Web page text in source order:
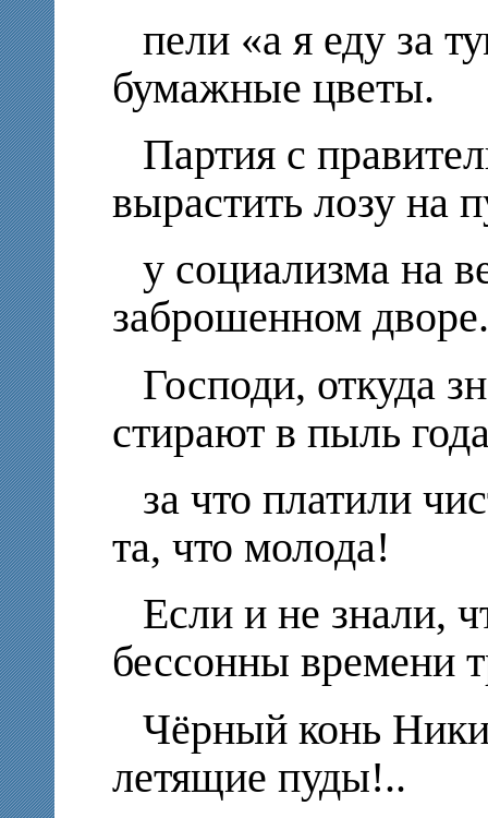
пели «а я еду за
бумажные цветы.
Партия с
вырастить лозу на
у социализма на
заброшенном дворе.
Господи, откуда
стирают в пыль
за что платили
та, что молода!
Если и не знали,
бессонны времени
Чёрный конь
летящие пуды!..